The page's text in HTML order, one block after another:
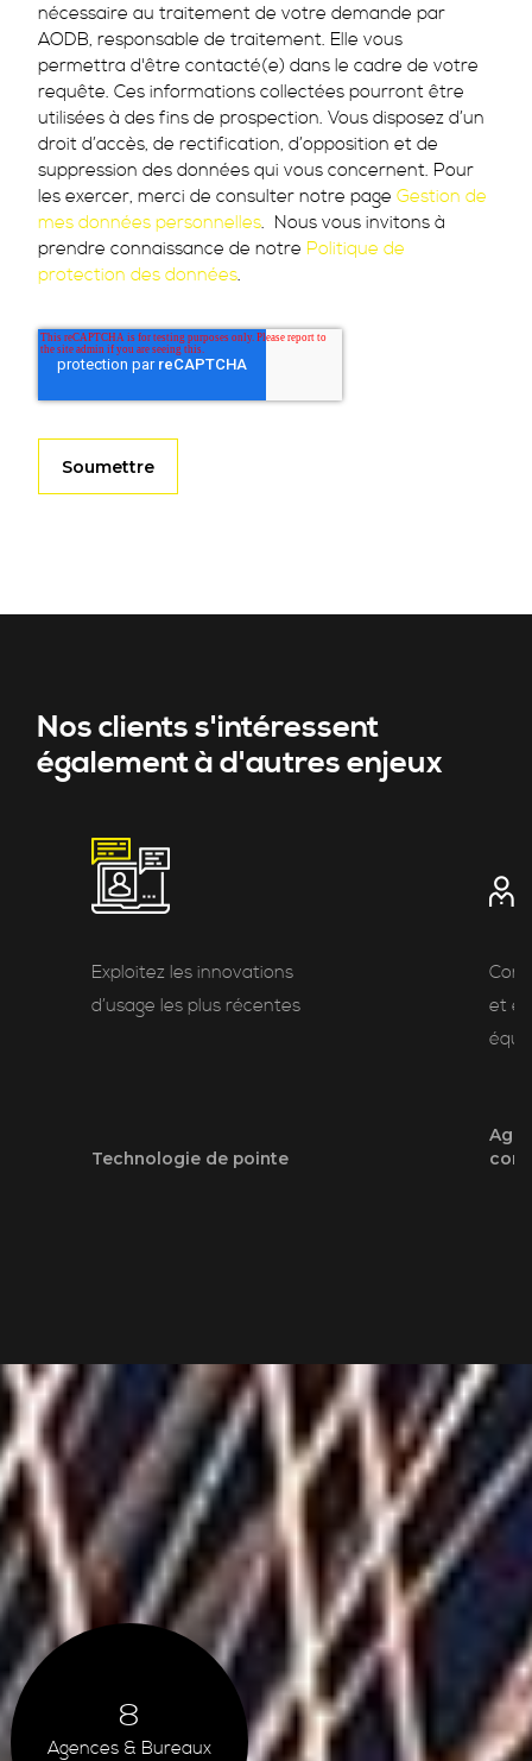
nécessaire au traitement de votre demande par
AODB, responsable de traitement. Elle vous
permettra d'être contacté(e) dans le cadre de votre
requête. Ces informations collectées pourront être
utilisées à des fins de prospection. Vous disposez d’un
droit d’accès, de rectification, d’opposition et de
suppression des données qui vous concernent. Pour
les exercer, merci de consulter notre page Gestion de
mes données personnelles. Nous vous invitons à
prendre connaissance de notre Politique de
protection des données.
Nos clients s'intéressent
également à d'autres enjeux
Exploitez les innovations
d’usage les plus récentes
Technologie de pointe
et
8
Agences & Bureaux